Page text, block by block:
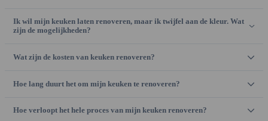
Ik wil mijn keuken laten renoveren, maar ik twijfel aan de kleur. Wat
zijn de mogelijkheden?
Wat zijn de kosten van keuken renoveren?
Hoe lang duurt het om mijn keuken te renoveren?
Hoe verloopt het hele proces van mijn keuken renoveren?